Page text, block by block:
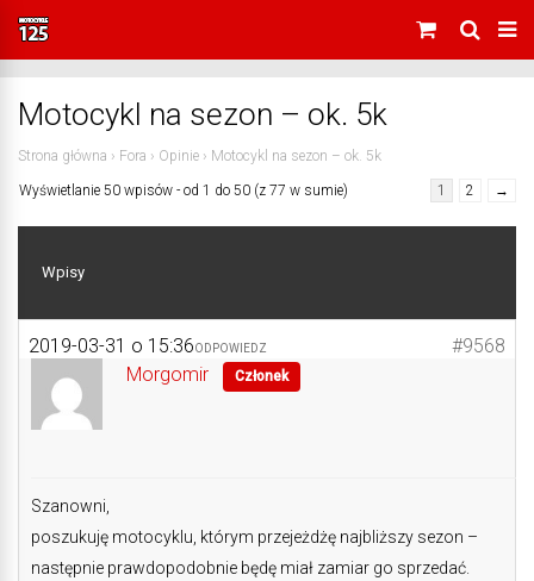
Motocykl na sezon – ok. 5k
Strona główna › Fora › Opinie › Motocykl na sezon – ok. 5k
Wyświetlanie 50 wpisów - od 1 do 50 (z 77 w sumie) 1 2 →
Wpisy
2019-03-31 o 15:36 #9568
ODPOWIEDZ
Morgomir Członek
Szanowni,
poszukuję motocyklu, którym przejeżdżę najbliższy sezon –
następnie prawdopodobnie będę miał zamiar go sprzedać.